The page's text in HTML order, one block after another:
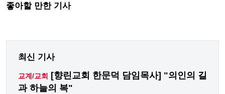
좋아할 만한 기사
최신 기사
교계/교회
[향린교회 한문덕 담임목사] "의인의 길
과 하늘의 복"